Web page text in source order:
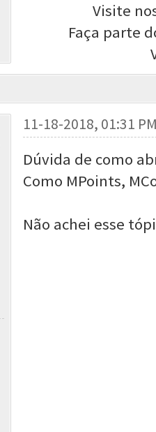
Visite
Faça parte
11-18-2018, 01:31
Dúvida de como
Como MPoints,
Não achei esse